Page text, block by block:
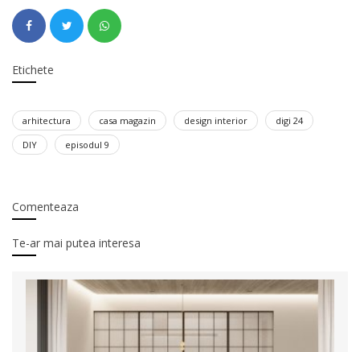
Etichete
arhitectura casa magazin design interior
digi 24
DIY
episodul 9
Comenteaza
Te-ar mai putea interesa